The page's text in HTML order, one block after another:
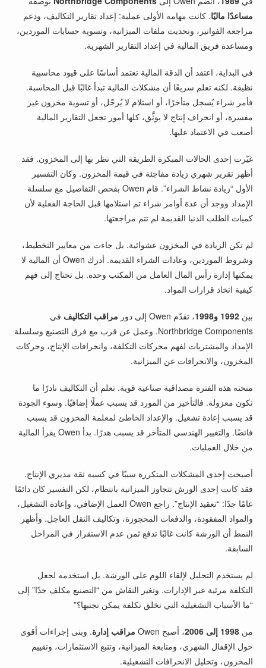
مساعدًا ماليًا. كانت مهامه الأولى عملية: إعداد تقارير التكاليف، ودعم
مراجعة الفواتير، وتحديث ملفات الميزانية، وتسوية حسابات الموردين،
ومساعدة فريق المالية في إعداد التقارير الشهرية.
في البداية، اعتقد أن الدقة المالية تعتمد أساسًا على قيود محاسبية
نظيفة. لكنه تعلم سريعًا أن مشكلات المالية تبدأ غالبًا قبل المحاسبة.
فأمر شراء يُسجل متأخرًا، أو استلام لا يُرحّل، أو تسوية مخزون غير
مفسرة، أو انحراف إنتاج لا يوثَّق، كلها أمور تجعل التقارير المالية
أصعب في الاعتماد عليها.
غيّرت إحدى الحالات المبكرة الطريقة التي نظر بها إلى المخزون. فقد
أظهر تقرير شهري زيادة مفاجئة في قيمة المخزون. وكان التفسير
الأول “زيادة نشاط الشراء”. قام Owen بفحص التفاصيل مع سلسلة
الإمداد ووجد أن عدة أوامر شراء تم استلامها قبل الحاجة الفعلية لأن
كميات الطلب الدنيا القديمة لم تتم مراجعتها.
لم تكن الزيادة في المخزون عشوائية. بل جاءت من معايير التخطيط،
وشروط الموردين، وعادات الشراء القديمة. أدرك Owen أن المالية لا
يمكنها إدارة رأس المال العامل من المكتب وحده. بل تحتاج إلى فهم
كيفية اتخاذ قرارات المواد.
بين1992 و1998 ، تقدّم Owen إلى دور مراقب التكاليف في
Northbridge Components. وعمل عن قرب مع فرق التصنيع وسلسلة
الإمداد والمشتريات لفهم محركات التكلفة، وانحرافات الإنتاج، وحركات
المخزون، والانحرافات عن الميزانية.
منحته هذه الفترة مصداقية صناعية قوية. تعلم أن التكاليف نادرًا ما
تكون معزولة. فالتأخير من المورد قد يسبب عملًا إضافيًا. وسوء الجودة
قد يسبب إعادة تشغيل. والإعداد الخاطئ لمعلمة المخزون قد يسبب
فائضًا. والتغيير الهندسي المتأخر قد يسبب هدرًا. بدأ Owen يقرأ المالية
من خلال العمليات.
أصبحت إحدى المشكلات المتكررة سببًا في كسبه ثقة مديري الإنتاج.
فقد كانت إحدى الورش تتجاوز الميزانية بانتظام، لكن التفسير كان دائمًا
عامًا جدًا: “تعقيد الإنتاج”. راجع Owen العمل الإضافي، وإعادة التشغيل،
والمواد المفقودة، والدفعات المحجوزة، وتكاليف النقل العاجل. وأظهر
النمط أن الورشة كانت غالبًا تدفع ثمن عدم الاستقرار في المراحل
السابقة.
لم يستخدم التحليل لإلقاء اللوم على الورشة. بل استخدمه لجعل
التكلفة مرئية عبر الإدارات. وتغير النقاش من “التصنيع مكلف جدًا” إلى
“ما الأسباب التشغيلية التي تخلق تكلفة يمكن تجنبها؟”
من1998 إلى 2006 ، أصبح Owen مراقب إدارة. وبنى إجراءات أقوى
حول الإقفال الشهري، ومتابعة الميزانية، وتتبع الاستثمارات، وتقييم
المخزون، وتحليل الانحرافات التشغيلية.